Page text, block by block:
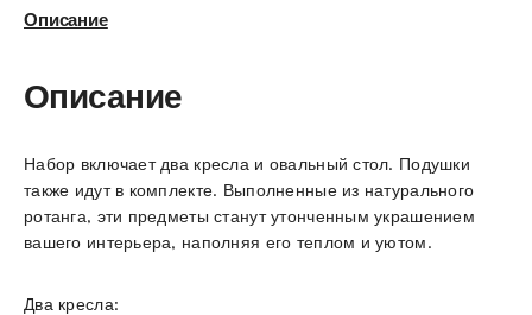
Описание
Описание
Набор включает два кресла и овальный стол. Подушки
также идут в комплекте. Выполненные из натурального
ротанга, эти предметы станут утонченным украшением
вашего интерьера, наполняя его теплом и уютом.
Два кресла: